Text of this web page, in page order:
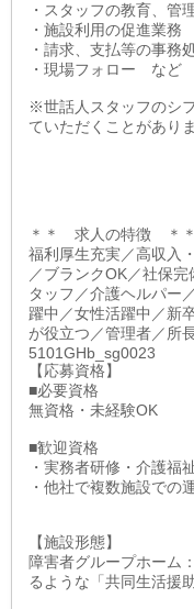
・スタッフの教育、管
・施設利用の促進業務
・請求、支払等の事務
・現場フォロー など
※世話人スタッフのシ
ていただくことがあり
＊＊ 求人の特徴 ＊＊
福利厚生充実／高収入
／ブランクOK／社保
タッフ／介護ヘルパー
躍中／女性活躍中／新
が役立つ／管理者／所
5101GHb_sg0023
【応募資格】
■必要資格
無資格・未経験OK
■歓迎資格
・実務者研修・介護福
・他社で複数施設での
【施設形態】
障害者グループホーム
るような「共同生活援